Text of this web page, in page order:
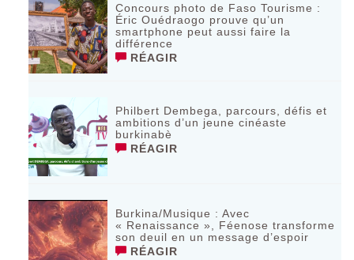
Concours photo de Faso Tourisme :
Éric Ouédraogo prouve qu’un
smartphone peut aussi faire la
différence
RÉAGIR
Philbert Dembega, parcours, défis et
ambitions d’un jeune cinéaste
burkinabè
RÉAGIR
Burkina/Musique : Avec
« Renaissance », Féenose transforme
son deuil en un message d’espoir
RÉAGIR